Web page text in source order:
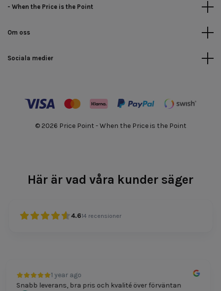
- When the Price is the Point
Om oss
Sociala medier
© 2026 Price Point - When the Price is the Point
Här är vad våra kunder säger
4.614 recensioner
1 year ago
Snabb leverans, bra pris och kvalité över förväntan